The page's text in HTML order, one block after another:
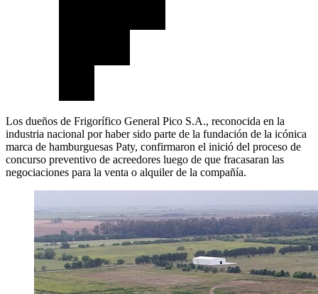
Los dueños de Frigorífico General Pico S.A., reconocida en la
industria nacional por haber sido parte de la fundación de la icónica
marca de hamburguesas Paty, confirmaron el inició del proceso de
concurso preventivo de acreedores luego de que fracasaran las
negociaciones para la venta o alquiler de la compañía.